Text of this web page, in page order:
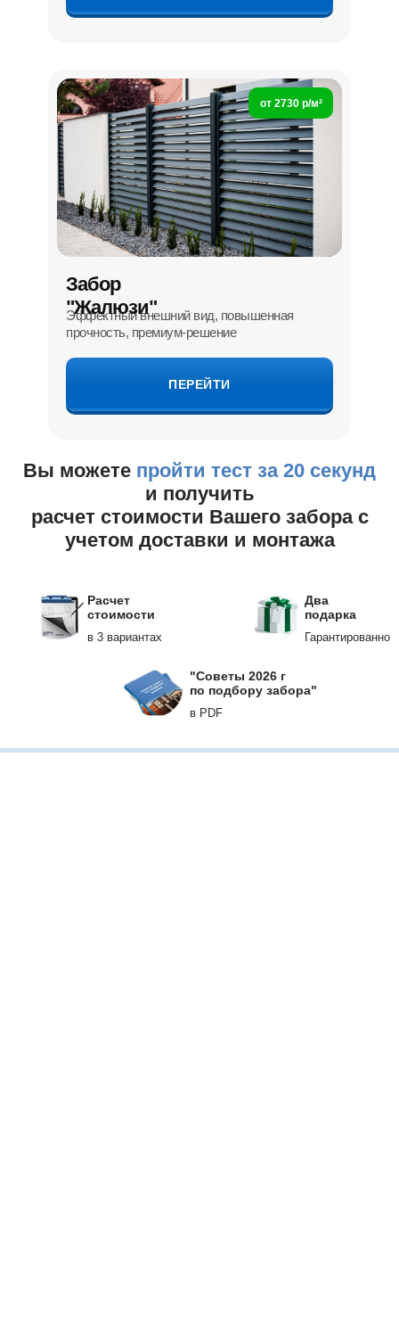
Забор
"Жалюзи"
ПЕРЕЙТИ
от 2730 р/м²
Эффектный внешний вид, повышенная
прочность, премиум-решение
Вы можете пройти тест за 20 секунд
и получить
расчет стоимости Вашего забора с
учетом доставки и монтажа
Расчет
стоимости
в 3 вариантах
"Советы 2026 г
по подбору забора"
в PDF
Два
подарка
Гарантированно